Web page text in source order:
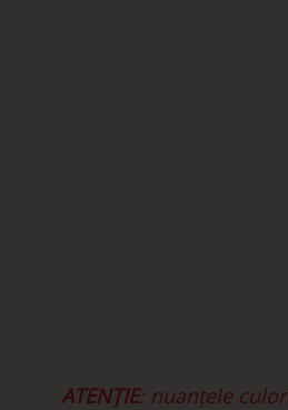
ATENȚIE: nuanțele